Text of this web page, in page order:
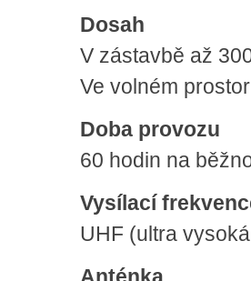
Dosah
V zástavbě až
Ve volném
Doba provozu
60 hodin na
Vysílací
UHF (ultra